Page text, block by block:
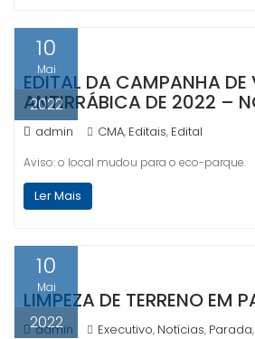
10
Mai
2022
EDITAL DA CAMPANHA
ANTIRRÁBICA DE 2022 –
admin CMA, Editais, Edital
Aviso: o local mudou para o eco-parque.
Ler Mais
10
Mai
2022
LIMPEZA DE TERRENO EM
admin Executivo, Notícias, Parada,